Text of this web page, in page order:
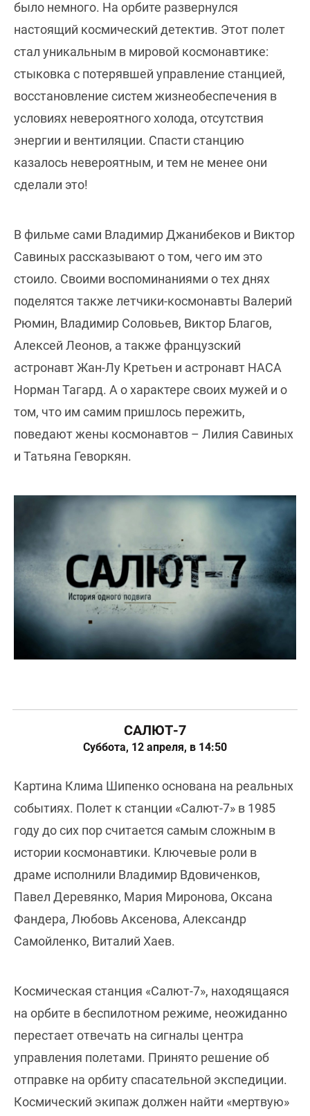
было немного. На орбите развернулся
настоящий космический детектив. Этот полет
стал уникальным в мировой космонавтике:
стыковка с потерявшей управление станцией,
восстановление систем жизнеобеспечения в
условиях невероятного холода, отсутствия
энергии и вентиляции. Спасти станцию
казалось невероятным, и тем не менее они
сделали это!
В фильме сами Владимир Джанибеков и Виктор
Савиных рассказывают о том, чего им это
стоило. Своими воспоминаниями о тех днях
поделятся также летчики-космонавты Валерий
Рюмин, Владимир Соловьев, Виктор Благов,
Алексей Леонов, а также французский
астронавт Жан-Лу Кретьен и астронавт НАСА
Норман Тагард. А о характере своих мужей и о
том, что им самим пришлось пережить,
поведают жены космонавтов – Лилия Савиных
и Татьяна Геворкян.
САЛЮТ-7
Суббота, 12 апреля, в 14:50
Картина Клима Шипенко основана на реальных
событиях. Полет к станции «Салют-7» в 1985
году до сих пор считается самым сложным в
истории космонавтики. Ключевые роли в
драме исполнили Владимир Вдовиченков,
Павел Деревянко, Мария Миронова, Оксана
Фандера, Любовь Аксенова, Александр
Самойленко, Виталий Хаев.
Космическая станция «Салют-7», находящаяся
на орбите в беспилотном режиме, неожиданно
перестает отвечать на сигналы центра
управления полетами. Принято решение об
отправке на орбиту спасательной экспедиции.
Космический экипаж должен найти «мертвую»